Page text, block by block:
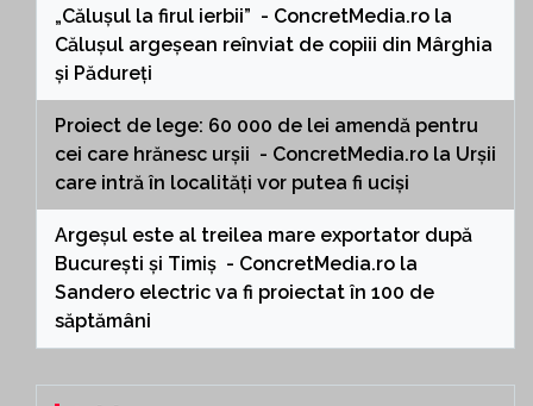
„Călușul la firul ierbii” - ConcretMedia.ro la
Călușul argeșean reînviat de copiii din Mârghia
și Pădureți
Proiect de lege: 60 000 de lei amendă pentru
cei care hrănesc urșii - ConcretMedia.ro la Urșii
care intră în localități vor putea fi uciși
Argeșul este al treilea mare exportator după
București și Timiș - ConcretMedia.ro la
Sandero electric va fi proiectat în 100 de
săptămâni